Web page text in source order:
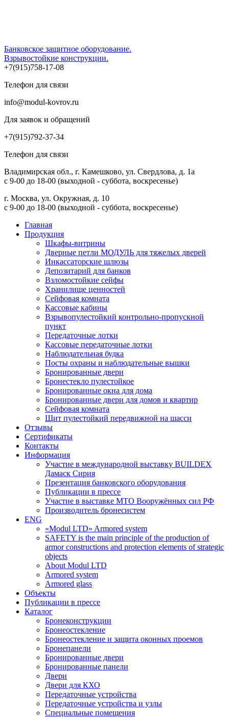
Банковское защитное оборудование.
Взрывостойкие конструкции.
+7(915)758-17-08
Телефон для связи
info@modul-kovrov.ru
Для заявок и обращений
+7(915)792-37-34
Телефон для связи
Владимирская обл., г. Камешково, ул. Свердлова, д. 1а
с 9-00 до 18-00 (выходной - суббота, воскресенье)
г. Москва, ул. Окружная, д. 10
с 9-00 до 18-00 (выходной - суббота, воскресенье)
Главная
Продукция
Шкафы-витрины
Дверные петли МОДУЛЬ для тяжелых дверей
Инкассаторские шлюзы
Депозитарий для банков
Взломостойкие сейфы
Хранилище ценностей
Сейфовая комната
Кассовые кабины
Взрывопулестойкий контрольно-пропускной
пункт
Передаточные лотки
Кассовые передаточные лотки
Наблюдательная будка
Посты охраны и наблюдательные вышки
Бронированные двери
Бронестекло пулестойкое
Бронированные окна для дома
Бронированные двери для домов и квартир
Сейфовая комната
Щит пулестойкий передвижной на шасси
Отзывы
Сертификаты
Контакты
Информация
Участие в международной выставку BUILDEX
Дамаск Сирия
Презентация банковского оборудования
Публикации в прессе
Участие в выставке МТО Вооружённых сил РФ
Производитель бронесистем
ENG
«Modul LTD» Armored system
SAFETY is the main principle of the production of
armor constructions and protection elements of strategic
objects
About Modul LTD
Armored system
Armored glass
Объекты
Публикации в прессе
Каталог
Бронеконструкции
Бронеостекление
Бронеостекление и защита оконных проемов
Бронепанели
Бронированные двери
Бронированные панели
Двери
Двери для КХО
Передаточные устройства
Передаточные устройства и узлы
Специальные помещения